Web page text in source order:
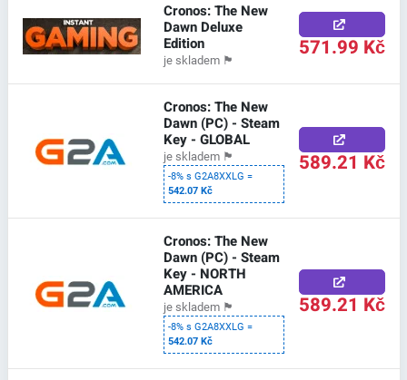
Cronos: The New
Dawn Deluxe
Edition
je skladem 🏴 571.99 Kč
Cronos: The New
Dawn (PC) - Steam
Key - GLOBAL
je skladem 🏴
-8% s G2A8XXLG =
542.07 Kč
589.21 Kč
Cronos: The New
Dawn (PC) - Steam
Key - NORTH
AMERICA
je skladem 🏴
-8% s G2A8XXLG =
542.07 Kč
589.21 Kč